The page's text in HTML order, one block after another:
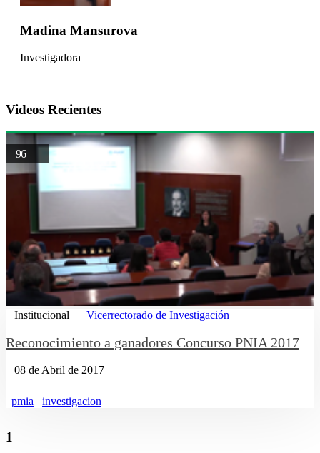
Madina Mansurova
Investigadora
Videos Recientes
96
Institucional Vicerrectorado de Investigación
Reconocimiento a ganadores Concurso PNIA 2017
08 de Abril de 2017
pmia investigacion
1